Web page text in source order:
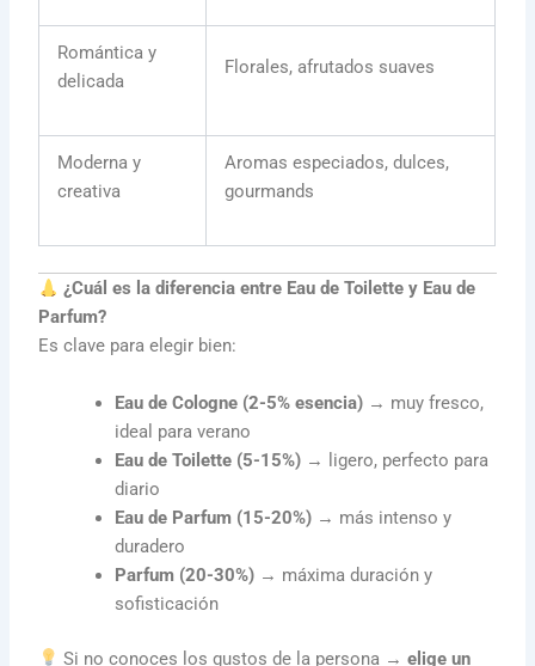
Romántica y
delicada
Florales, afrutados suaves
Moderna y
creativa
Aromas especiados, dulces,
gourmands
¿Cuál es la diferencia entre Eau de Toilette y Eau de
Parfum?
Es clave para elegir bien:
Eau de Cologne (2-5% esencia) → muy fresco,
ideal para verano
Eau de Toilette (5-15%) → ligero, perfecto para
diario
Eau de Parfum (15-20%) → más intenso y
duradero
Parfum (20-30%) → máxima duración y
sofisticación
Si no conoces los gustos de la persona →elige un